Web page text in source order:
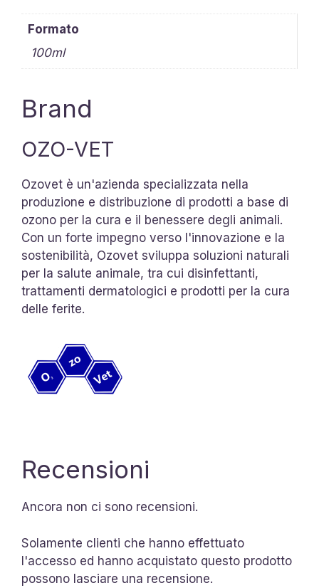
Formato
100ml
Brand
OZO-VET
Ozovet è un'azienda specializzata nella
produzione e distribuzione di prodotti a base di
ozono per la cura e il benessere degli animali.
Con un forte impegno verso l'innovazione e la
sostenibilità, Ozovet sviluppa soluzioni naturali
per la salute animale, tra cui disinfettanti,
trattamenti dermatologici e prodotti per la cura
delle ferite.
Recensioni
Ancora non ci sono recensioni.
Solamente clienti che hanno effettuato
l'accesso ed hanno acquistato questo prodotto
possono lasciare una recensione.